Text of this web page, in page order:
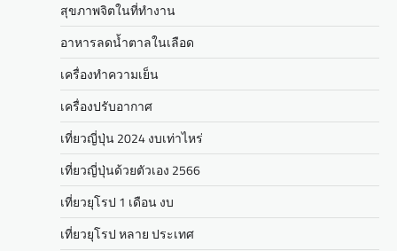
สุขภาพจิตในที่ทำงาน
อาหารลดน้ำตาลในเลือด
เครื่องทำความเย็น
เครื่องปรับอากาศ
เที่ยวญี่ปุ่น 2024 งบเท่าไหร่
เที่ยวญี่ปุ่นด้วยตัวเอง 2566
เที่ยวยุโรป 1 เดือน งบ
เที่ยวยุโรป หลาย ประเทศ